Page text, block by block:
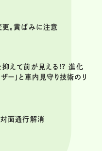
。黄ばみに注意
抑えて前が見える!? 進化
ー」と車内見守り技術のリ
面通行解消